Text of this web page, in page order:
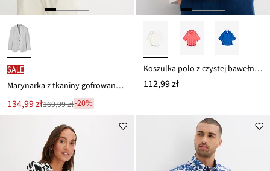
SALE
Marynarka z tkaniny gofrowanej, regular fit
Nowa
cena
134,99 zł
Przeceniono169,99 zł-20%
Koszulka polo z czystej bawełny organicznej
112,99 zł